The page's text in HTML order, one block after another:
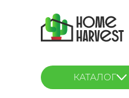
КАТАЛОГ